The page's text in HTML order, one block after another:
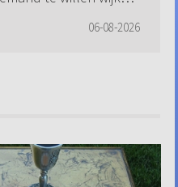
06-08-2026